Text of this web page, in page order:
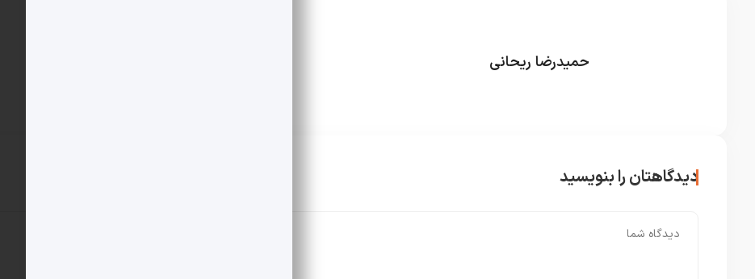
حمیدرضا ریحانی
دیدگاهتان را بنویسید